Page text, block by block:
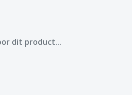
dit product...